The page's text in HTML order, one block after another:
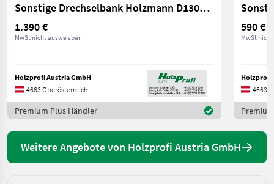
Sonstige Drechselbank Holzmann D1300F gebraucht
1.390 €
MwSt nicht ausweisbar
Holzprofi Austria GmbH
4663 Oberösterreich
Premium Plus Händler
590 €
MwSt
Holzprofi
4663
Weitere Angebote von Holzprofi Austria GmbH